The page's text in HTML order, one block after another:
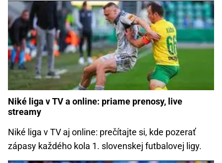
Niké liga v TV a online: priame prenosy, live
streamy
Niké liga v TV aj online: prečítajte si, kde pozerať
zápasy každého kola 1. slovenskej futbalovej ligy.